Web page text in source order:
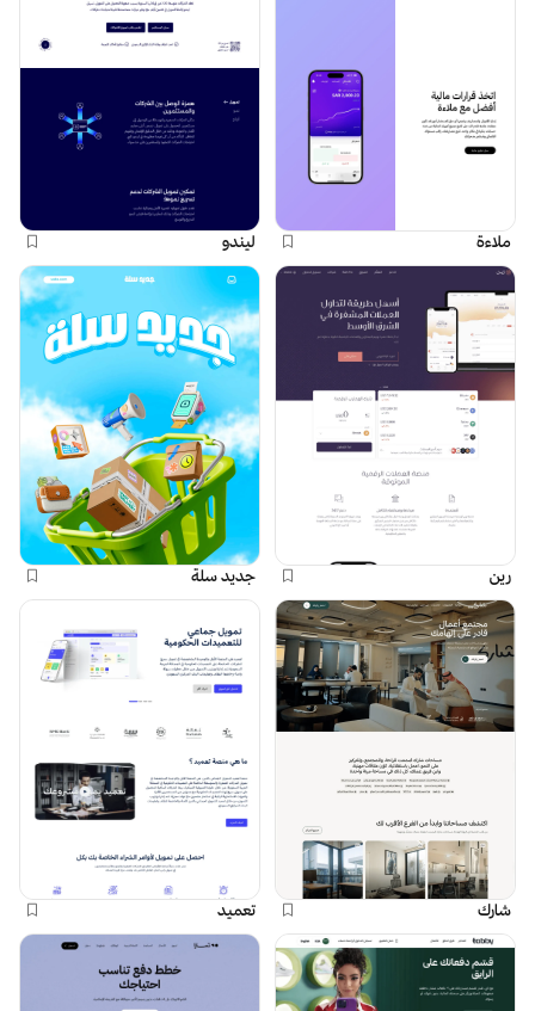
ملاءة ليندو
رين جديد سلة
شارك تعميد